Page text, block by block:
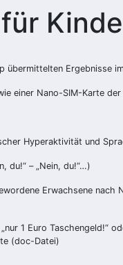
übermittelten Ergebnisse
einer Nano-SIM-Karte
Hyperaktivität und
du!“ – „Nein, du!“…)
Erwachsene nach
1 Euro Taschengeld!“
(doc-Datei)